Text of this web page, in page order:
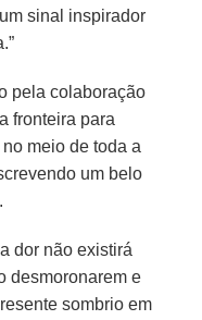
sinal inspirador
pela colaboração
fronteira para
meio de toda a
um belo
.
dor não existirá
desmoronarem e
sombrio em